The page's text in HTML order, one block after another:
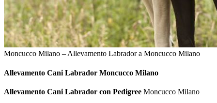
Moncucco Milano – Allevamento Labrador a Moncucco Milano
Allevamento Cani Labrador Moncucco Milano
Allevamento Cani Labrador con Pedigree Moncucco Milano